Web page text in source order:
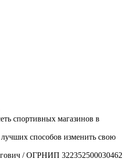
спортивных магазинов в
способов изменить свою
/ ОГРНИП 322352500030462